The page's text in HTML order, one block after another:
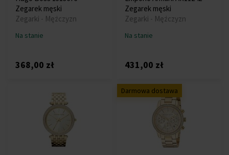
Zegarek męski
Zegarki - Mężczyzn
Na stanie
368,00 zł
Zegarek męski
Zegarki - Mężczyzn
Na stanie
431,00 zł
Darmowa dostawa